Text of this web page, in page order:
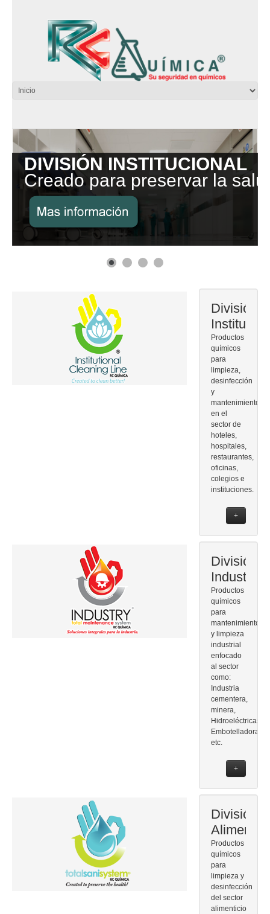
DIVISIÓN INSTITUCIONAL
Creado para preservar la
División
Productos
químicos
para
limpieza,
desinfección
y
mantenimiento
en el
sector de
hoteles,
hospitales,
restaurantes,
oficinas,
colegios e
instituciones.
+
División
Industrial
Productos
químicos
para
mantenimiento
y limpieza
industrial
enfocado
al sector
como:
Industria
cementera,
minera,
Hidroeléctricas,
Embotelladoras,
etc.
+
División
Alimentos
Productos
químicos
para
limpieza y
desinfección
del sector
alimenticio